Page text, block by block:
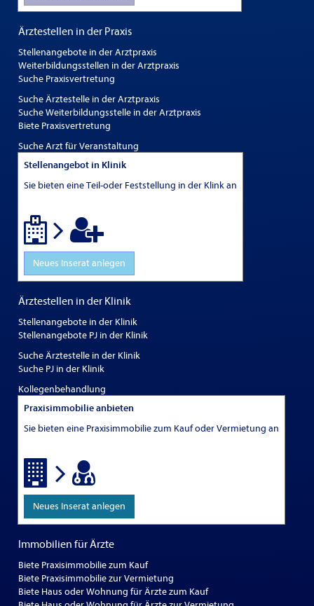
Ärztestellen in der Praxis
Stellenangebote in der Arztpraxis
Weiterbildungsstellen in der Arztpraxis
Suche Praxisvertretung
Suche Ärztestelle in der Arztpraxis
Suche Weiterbildungsstelle in der Arztpraxis
Biete Praxisvertretung
Suche Arzt für Veranstaltung
Stellenangebot in Klinik
Sie bieten eine Teil-oder Feststellung in der Klink an
Neues Inserat anlegen
Ärztestellen in der Klinik
Stellenangebote in der Klinik
Stellenangebote PJ in der Klinik
Suche Ärztestelle in der Klinik
Suche PJ in der Klinik
Kollegenbehandlung
Praxisimmobilie anbieten
Sie bieten eine Praxisimmobilie zum Kauf oder Vermietung an
Neues Inserat anlegen
Immobilien für Ärzte
Biete Praxisimmobilie zum Kauf
Biete Praxisimmobilie zur Vermietung
Biete Haus oder Wohnung für Ärzte zum Kauf